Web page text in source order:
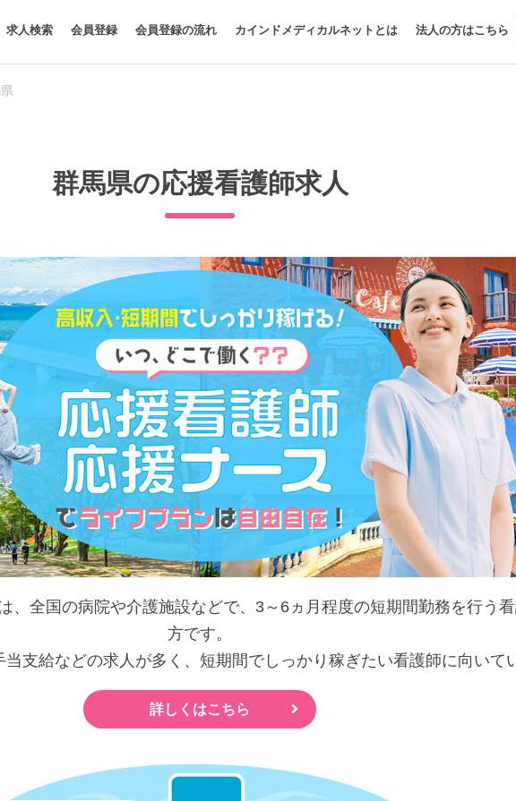
求人検索 会員登録 会員登録の流れ カインドメディカルネットとは 法人の方はこちら
群馬県の応援看護師求人
、全国の病院や介護施設などで、3～6ヵ月程度の短期間勤務を行う
方です。
支給などの求人が多く、短期間でしっかり稼ぎたい看護師に向いて
詳しくはこちら